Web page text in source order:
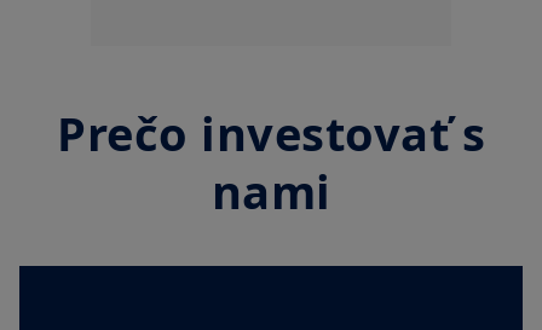
Prečo investovať s
nami